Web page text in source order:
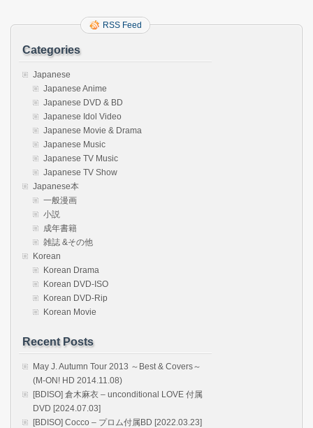
RSS Feed
Categories
Japanese
Japanese Anime
Japanese DVD & BD
Japanese Idol Video
Japanese Movie & Drama
Japanese Music
Japanese TV Music
Japanese TV Show
Japanese本
一般漫画
小説
成年書籍
雑誌 &その他
Korean
Korean Drama
Korean DVD-ISO
Korean DVD-Rip
Korean Movie
Recent Posts
May J. Autumn Tour 2013 ～Best & Covers～
(M-ON! HD 2014.11.08)
[BDISO] 倉木麻衣 – unconditional LOVE 付属
DVD [2024.07.03]
[BDISO] Cocco – プロム付属BD [2022.03.23]